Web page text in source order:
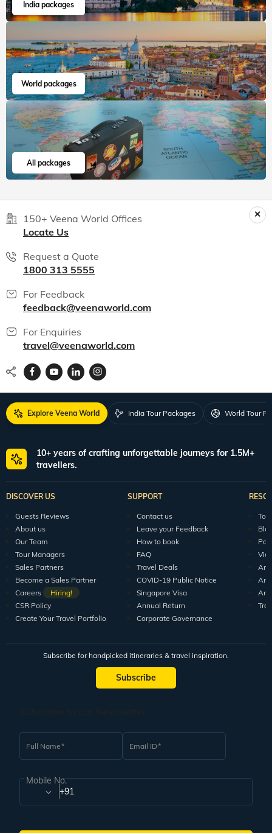
India packages
World packages
All packages
150+ Veena World Offices
Locate Us
Request a Quote
1800 313 5555
For Feedback
feedback@veenaworld.com
For Enquiries
travel@veenaworld.com
Explore Veena World India Tour Packages World Tour
10+ years of crafting unforgettable journeys for 1.5M+
travellers.
DISCOVER US
Guests Reviews
About us
Our Team
Tour Managers
Sales Partners
Become a Sales Partner
Careers
Hiring!
CSR Policy
Create Your Travel Portfolio
SUPPORT
Contact us
Leave your Feedback
How to book
FAQ
Travel Deals
COVID-19 Public Notice
Singapore Visa
Annual Return
Corporate Governance
Subscribe for handpicked itineraries & travel inspiration.
Subscribe
Full Name Email ID
Mobile No.
+91